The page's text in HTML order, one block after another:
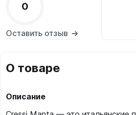
0
Оставить отзыв
О товаре
Описание